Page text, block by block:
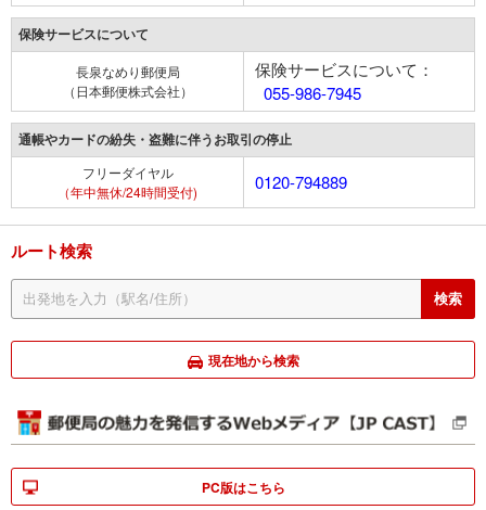
保険サービスについて
長泉なめり郵便局
（日本郵便株式会社）
保険サービスについて：
055-986-7945
通帳やカードの紛失・盗難に伴うお取引の停止
フリーダイヤル
（年中無休/24時間受付)
0120-794889
ルート検索
現在地から検索
PC版はこちら